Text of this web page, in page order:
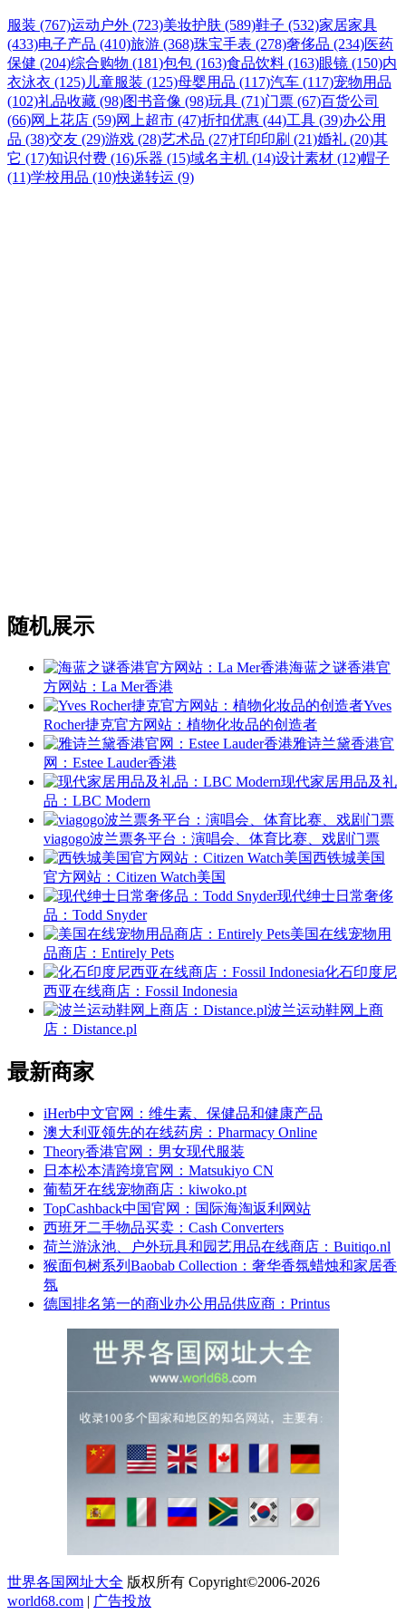
服装 (767)运动户外 (723)美妆护肤 (589)鞋子 (532)家居家具
(433)电子产品 (410)旅游 (368)珠宝手表 (278)奢侈品 (234)医药
保健 (204)综合购物 (181)包包 (163)食品饮料 (163)眼镜 (150)内
衣泳衣 (125) 儿童服装 (125)母婴用品 (117)汽车 (117)宠物用品
(102)礼品收藏 (98)图书音像 (98)玩具 (71)门票 (67)百货公司
(66)网上花店 (59)网上超市 (47)折扣优惠 (44)工具 (39)办公用
品 (38)交友 (29)游戏 (28)艺术品 (27)打印印刷 (21)婚礼 (20)其
它 (17)知识付费 (16)乐器 (15)域名主机 (14)设计素材 (12)帽子
(11)学校用品 (10)快递转运 (9)
随机展示
海蓝之谜香港官
方网站：La Mer香港
Yves
Rocher捷克官方网站：植物化妆品的创造者
雅诗兰黛香港官
网：Estee Lauder香港
现代家居用品及礼
品：LBC Modern
viagogo波兰票务平台：演唱会、体育比赛、戏剧门票
西铁城美国
官方网站：Citizen Watch美国
现代绅士日常奢侈
品：Todd Snyder
美国在线宠物用
品商店：Entirely Pets
化石印度尼
西亚在线商店：Fossil Indonesia
波兰运动鞋网上商
店：Distance.pl
最新商家
iHerb中文官网：维生素、保健品和健康产品
澳大利亚领先的在线药房：Pharmacy Online
Theory香港官网：男女现代服装
日本松本清跨境官网：Matsukiyo CN
葡萄牙在线宠物商店：kiwoko.pt
TopCashback中国官网：国际海淘返利网站
西班牙二手物品买卖：Cash Converters
荷兰游泳池、户外玩具和园艺用品在线商店：Buitiqo.nl
猴面包树系列Baobab Collection：奢华香氛蜡烛和家居香
氛
德国排名第一的商业办公用品供应商：Printus
世界各国网址大全 版权所有 Copyright©2006-2026
world68.com | 广告投放